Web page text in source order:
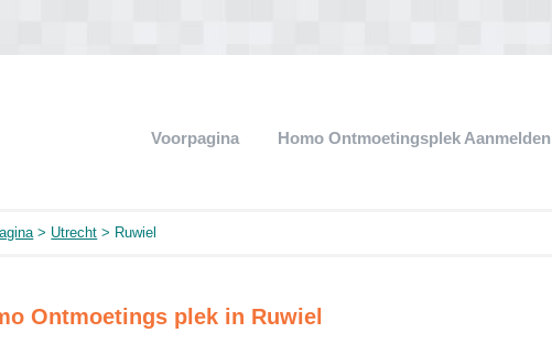
Voorpagina Homo Ontmoetingsplek Aanmelden
> Utrecht > Ruwiel
Ontmoetings plek in Ruwiel